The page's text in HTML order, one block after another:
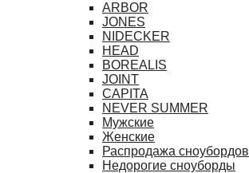
ARBOR
JONES
NIDECKER
HEAD
BOREALIS
JOINT
CAPITA
NEVER SUMMER
Мужские
Женские
Распродажа сноубордов
Недорогие сноуборды